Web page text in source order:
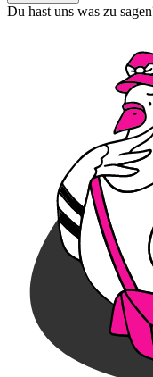
Du hast uns was zu